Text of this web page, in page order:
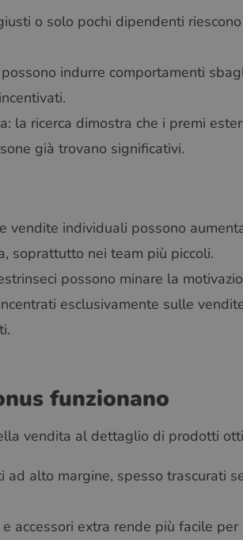
o solo pochi dipendenti
indurre comportamenti
la ricerca dimostra che i premi
già trovano significativi.
vendite individuali possono
soprattutto nei team più piccoli.
possono minare la
esclusivamente sulle
funzionano
vendita al dettaglio di prodotti
alto margine, spesso trascurati
accessori extra rende più facile